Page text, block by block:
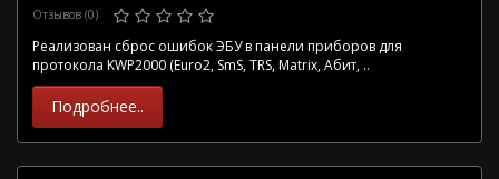
Отзывов (0)
Реализован сброс ошибок ЭБУ в панели приборов для
протокола KWP2000 (Euro2, SmS, TRS, Matrix, Абит, ..
Подробнее..